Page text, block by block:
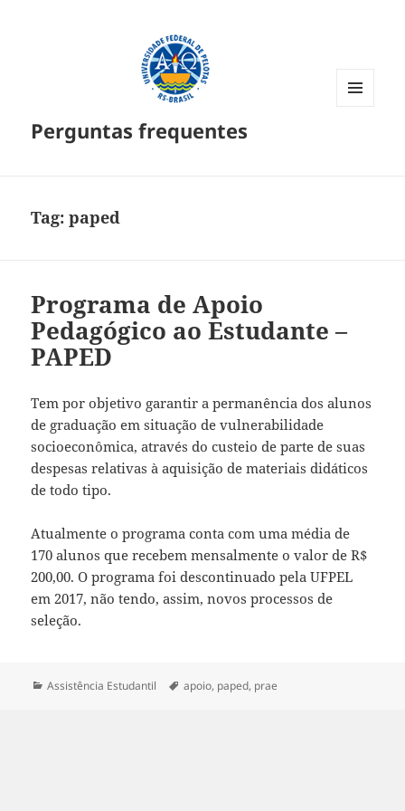
Perguntas frequentes
Tag:paped
Programa de Apoio
Pedagógico ao Estudante –
PAPED
Tem por objetivo garantir a permanência dos alunos
de graduação em situação de vulnerabilidade
socioeconômica, através do custeio de parte de suas
despesas relativas à aquisição de materiais didáticos
de todo tipo.
Atualmente o programa conta com uma média de
170 alunos que recebem mensalmente o valor de R$
200,00. O programa foi descontinuado pela UFPEL
em 2017, não tendo, assim, novos processos de
seleção.
Categorias
Assistência Estudantil Tags
apoio, paped, prae